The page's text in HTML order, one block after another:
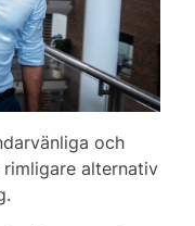
och
alternativ